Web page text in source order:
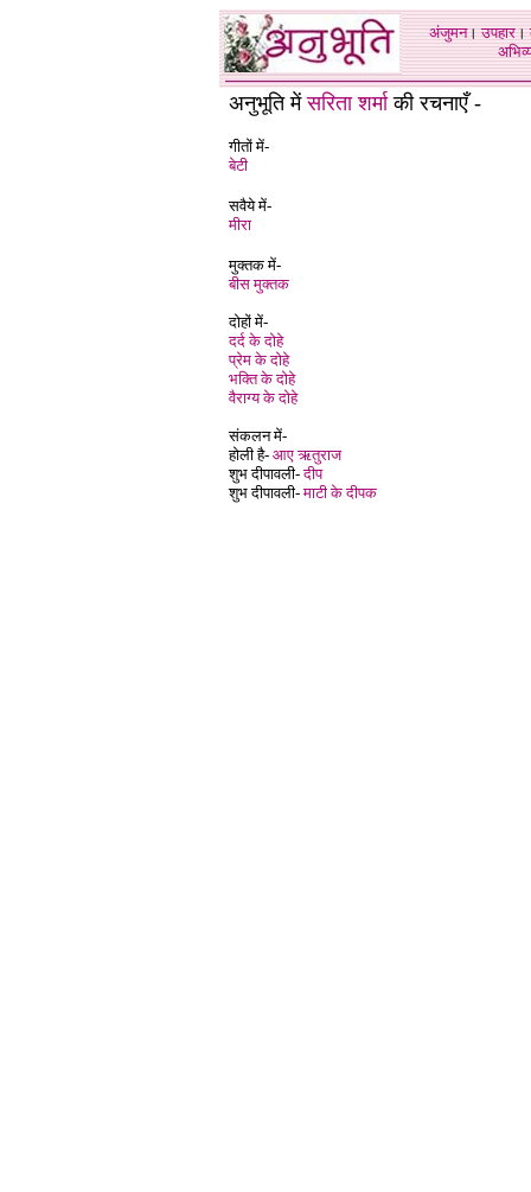
अंजुमन।उपहार।
अनुभूति मेंसरिता शर्माकी रचनाएँ -
गीतों में-
बेटी
सवैये में-
मीरा
मुक्तक में-
बीस मुक्तक
दोहों में-
दर्द के दोहे
प्रेम के दोहे
भक्ति के दोहे
वैराग्य के दोहे
संकलन में-
होली है- आए ऋतुराज
शुभ दीपावली-दीप
शुभ दीपावली-माटी के दीपक